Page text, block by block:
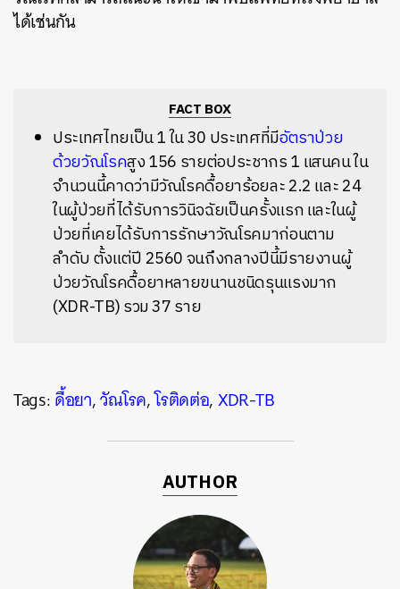
ได้เช่นกัน
FACT BOX
ประเทศไทยเป็น 1 ใน 30 ประเทศที่มีอัตราป่วย
ด้วยวัณโรคสูง 156 รายต่อประชากร 1 แสนคน ใน
จำนวนนี้คาดว่ามีวัณโรคดื้อยาร้อยละ 2.2 และ 24
ในผู้ป่วยที่ได้รับการวินิจฉัยเป็นครั้งแรก และในผู้
ป่วยที่เคยได้รับการรักษาวัณโรคมาก่อนตาม
ลำดับ ตั้งแต่ปี 2560 จนถึงกลางปีนี้มีรายงานผู้
ป่วยวัณโรคดื้อยาหลายขนานชนิดรุนแรงมาก
(XDR-TB) รวม 37 ราย
Tags:ดื้อยา,วัณโรค,โรติดต่อ,XDR-TB
AUTHOR